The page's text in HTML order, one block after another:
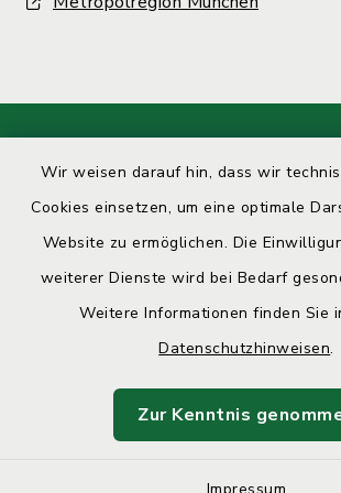
Wir weisen darauf hin, dass wir
Cookies einsetzen, um eine optimale
Website zu ermöglichen. Die
weiterer Dienste wird bei Bedarf
Weitere Informationen finden Sie
Datenschutzhinweisen.
Zur Kenntnis
Kontakt
Barrierefreiheit
Datenschutz
Impressum
Sitemap